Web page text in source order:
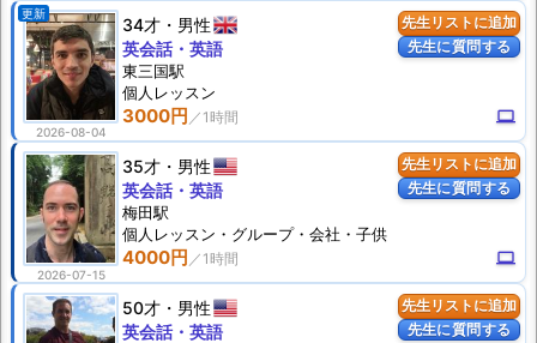
先生リストに追加
先生に質問する
更新
2026-08-04
34才 男性
3000円 computer
英会話・英語
東三国駅
個人 レッスン
先生リストに追加
先生に質問する
2026-07-15
35才 男性
4000円 computer
英会話・英語
梅田駅
個人 レッスン ・グループ・会社・子供
先生リストに追加
先生に質問する
50才 男性
英会話・英語